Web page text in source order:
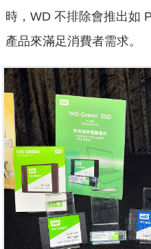
時，WD 不排除會推出如
產品來滿足消費者需求。